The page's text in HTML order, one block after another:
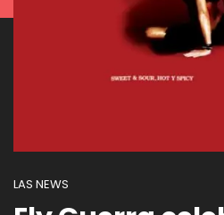
LAS NEWS